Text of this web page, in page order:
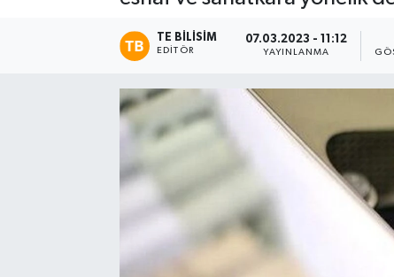
TE BILISIM
EDITÖR
07.03.2023 - 11:12
YAYINLANMA